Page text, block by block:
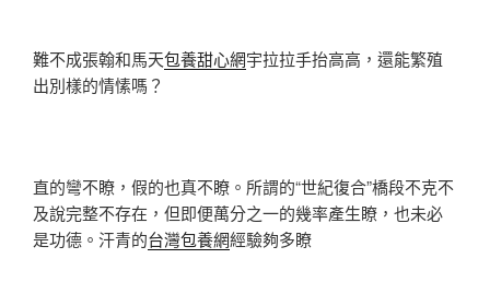
難不成張翰和馬天包養甜心網宇拉拉手抬高高，還能繁殖
出別樣的情愫嗎？
直的彎不瞭，假的也真不瞭。所謂的“世紀復合”橋段不克不
及說完整不存在，但即便萬分之一的幾率產生瞭，也未必
是功德。汗青的台灣包養網經驗夠多瞭